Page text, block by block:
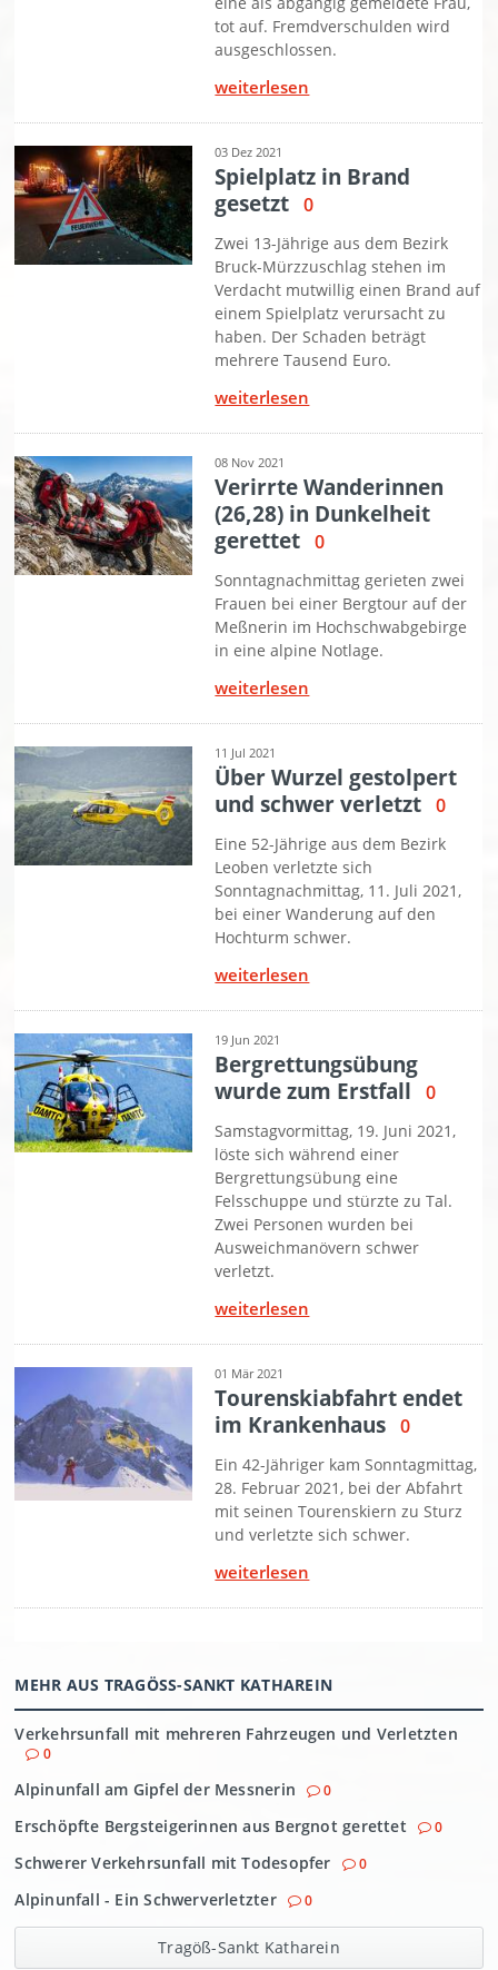
MEHR AUS TRAGÖSS-SANKT KATHAREIN
Verkehrsunfall mit mehreren Fahrzeugen und Verletzten
0
Alpinunfall am Gipfel der Messnerin 0
Erschöpfte Bergsteigerinnen aus Bergnot gerettet 0
Schwerer Verkehrsunfall mit Todesopfer 0
Alpinunfall - Ein Schwerverletzter 0
Tragöß-Sankt Katharein